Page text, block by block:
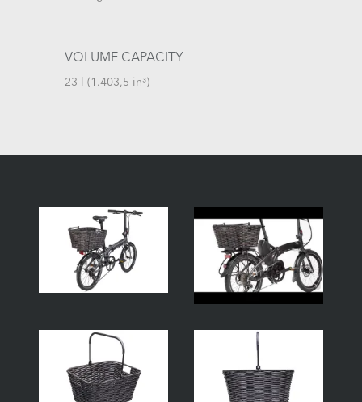
VOLUME CAPACITY
23 l (1.403,5 in³)